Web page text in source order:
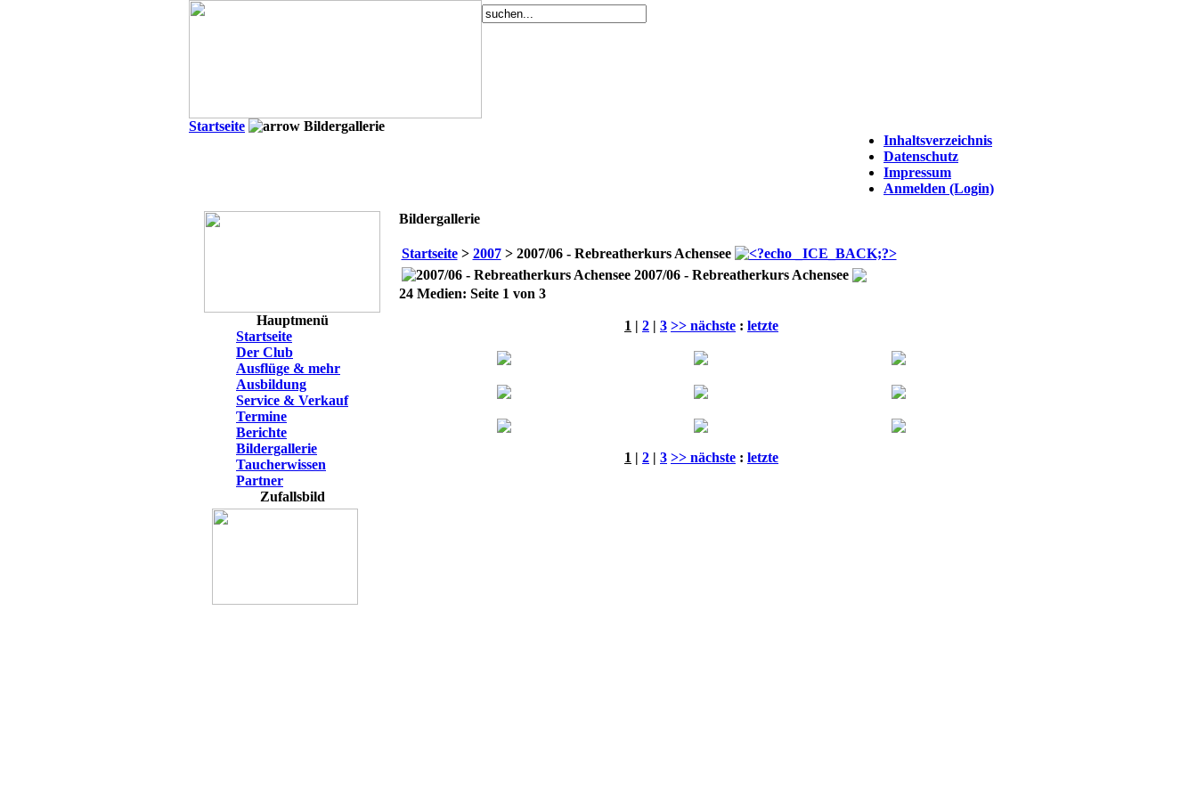
Startseite
Bildergallerie
Inhaltsverzeichnis
Datenschutz
Impressum
Anmelden (Login)
Hauptmenü
Startseite
Der Club
Ausflüge & mehr
Ausbildung
Service & Verkauf
Termine
Berichte
Bildergallerie
Taucherwissen
Partner
Zufallsbild
Bildergallerie
Startseite> 2007> 2007/06 - Rebreatherkurs Achensee
2007/06 - Rebreatherkurs Achensee
24 Medien: Seite 1 von 3
1 | 2 | 3 >> nächste : letzte
1 | 2 | 3 >> nächste : letzte